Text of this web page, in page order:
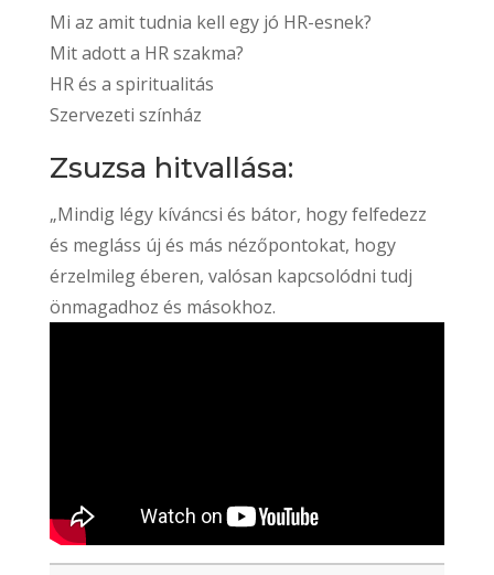
Mi az amit tudnia kell egy jó HR-esnek?
Mit adott a HR szakma?
HR és a spiritualitás
Szervezeti színház
Zsuzsa hitvallása:
„Mindig légy kíváncsi és bátor, hogy felfedezz
és megláss új és más nézőpontokat, hogy
érzelmileg éberen, valósan kapcsolódni tudj
önmagadhoz és másokhoz.